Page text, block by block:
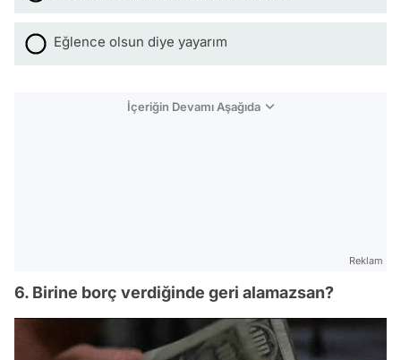
Eğlence olsun diye yayarım
İçeriğin Devamı Aşağıda
Reklam
6. Birine borç verdiğinde geri alamazsan?